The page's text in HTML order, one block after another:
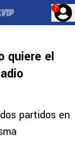
?
quiere el
partidos en